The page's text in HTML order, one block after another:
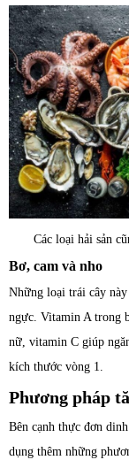
Các loại hải sản
Bơ, cam và nho
Những loại trái cây
ngực. Vitamin A trong
nữ, vitamin C giúp
kích thước vòng 1.
Phương pháp
Bên cạnh thực đơn
dụng thêm những